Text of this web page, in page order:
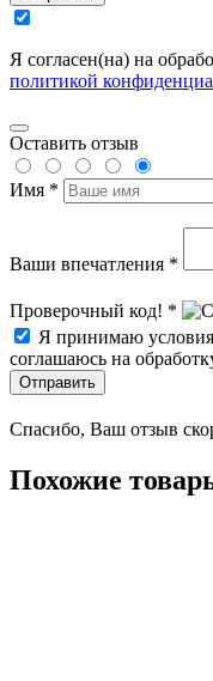
Я согласен(на) на
политикой
Оставить отзыв
Имя *
Ваши впечатления *
Проверочный код! *
Я принимаю условия
соглашаюсь на
Отправить
Спасибо, Ваш отзыв
Похожие